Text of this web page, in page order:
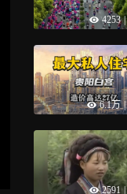
4253 |
6.1万 |
2591